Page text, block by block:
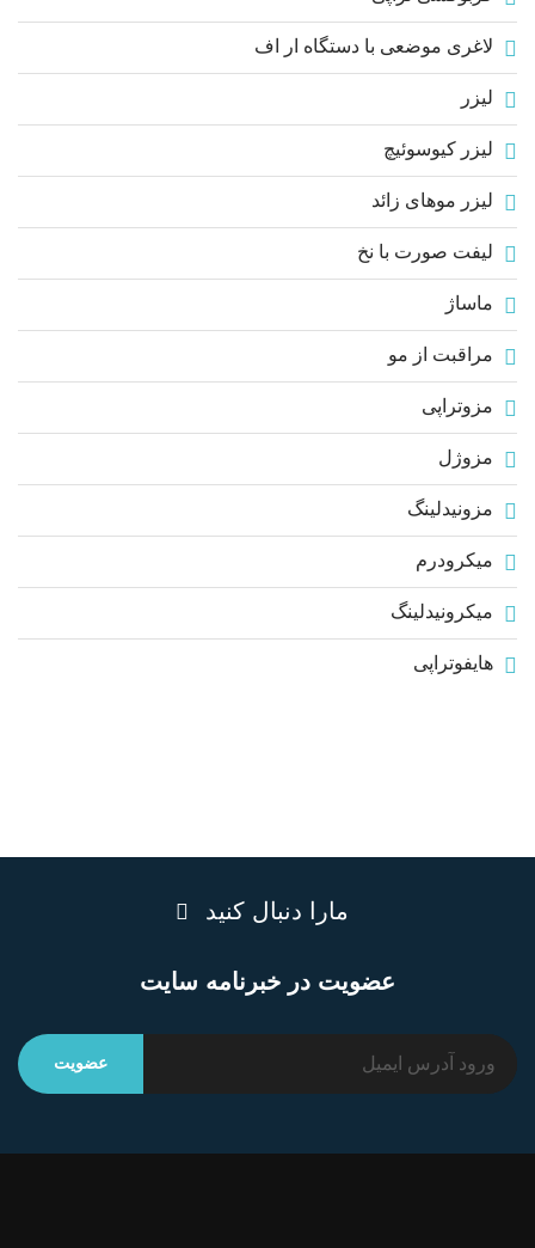
لاغری موضعی با دستگاه ار اف
لیزر
لیزر کیوسوئیچ
لیزر موهای زائد
لیفت صورت با نخ
ماساژ
مراقبت از مو
مزوتراپی
مزوژل
مزونیدلینگ
میکرودرم
میکرونیدلینگ
هایفوتراپی
مارا دنبال کنید
عضویت در خبرنامه سایت